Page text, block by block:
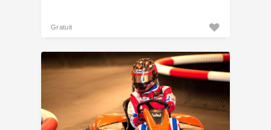
Gratuit